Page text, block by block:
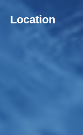
Location